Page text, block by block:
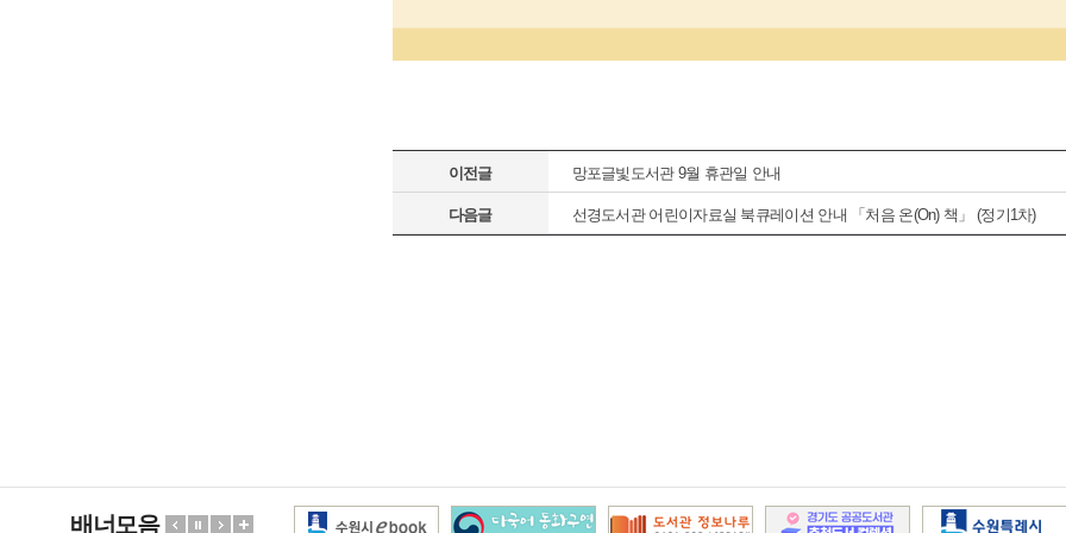
이전글 망포글빛도서관 9월 휴관일 안내
다음글 선경도서관 어린이자료실 북큐레이션 안내 「처음 온(On) 책」 (정기1차)
배너모음